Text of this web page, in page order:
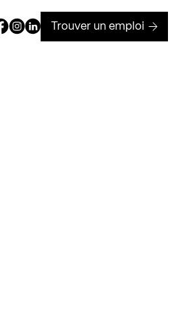
la barre de recherche
Facebook de Kollectif
Page Instagram de Kollectif
Page Linkedin de Kollectif
Trouver un emploi